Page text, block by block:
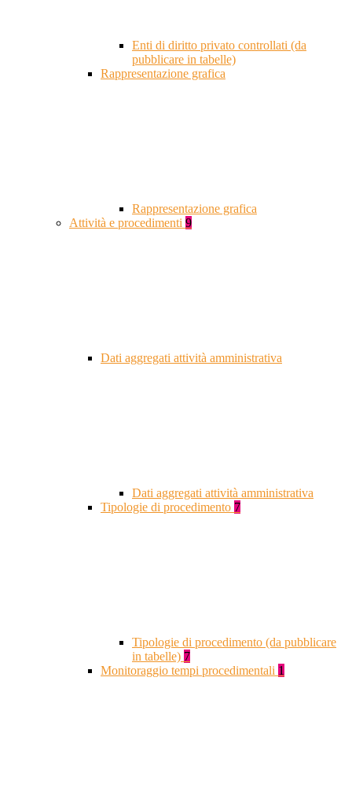
Enti di diritto privato controllati (da
pubblicare in tabelle)
Rappresentazione grafica
Rappresentazione grafica
Attività e procedimenti 9
Dati aggregati attività amministrativa
Dati aggregati attività amministrativa
Tipologie di procedimento 7
Tipologie di procedimento (da pubblicare
in tabelle) 7
Monitoraggio tempi procedimentali 1